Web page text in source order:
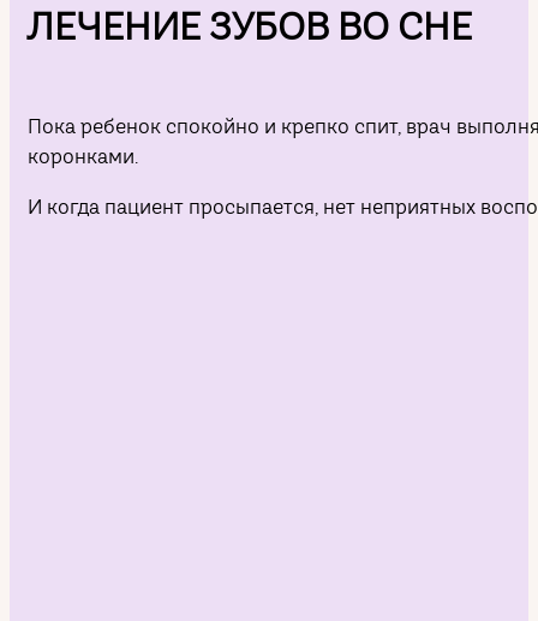
ЛЕЧЕНИЕ ЗУБОВ ВО СНЕ
Пока ребенок спокойно и крепко спит, врач
коронками.
И когда пациент просыпается, нет неприятных